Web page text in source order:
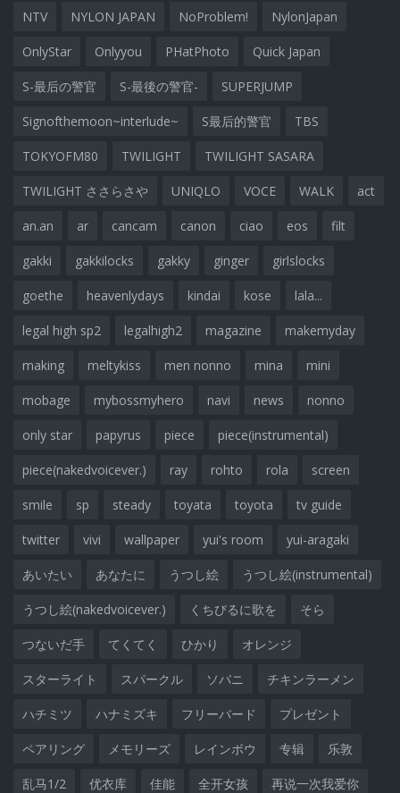
NTV NYLON JAPAN NoProblem! NylonJapan
OnlyStar Onlyyou PHatPhoto Quick Japan
S-最后の警官 S-最後の警官- SUPERJUMP
Signofthemoon~interlude~ S最后的警官 TBS
TOKYOFM80 TWILIGHT TWILIGHT SASARA
TWILIGHT ささらさや UNIQLO VOCE WALK act
an.an ar cancam canon ciao eos filt
gakki gakkilocks gakky ginger girlslocks
goethe heavenlydays kindai kose lala...
legal high sp2 legalhigh2 magazine makemyday
making meltykiss men nonno mina mini
mobage mybossmyhero navi news nonno
only star papyrus piece piece(instrumental)
piece(nakedvoicever.) ray rohto rola screen
smile sp steady toyata toyota tv guide
twitter vivi wallpaper yui's room yui-aragaki
あいたい あなたに うつし絵 うつし絵(instrumental)
うつし絵(nakedvoicever.) くちびるに歌を そら
つないだ手 てくてく ひかり オレンジ
スターライト スパークル ソバニ チキンラーメン
ハチミツ ハナミズキ フリーバード プレゼント
ペアリング メモリーズ レインボウ 专辑 乐敦
乱马1/2 优衣库 佳能 全开女孩 再说一次我爱你